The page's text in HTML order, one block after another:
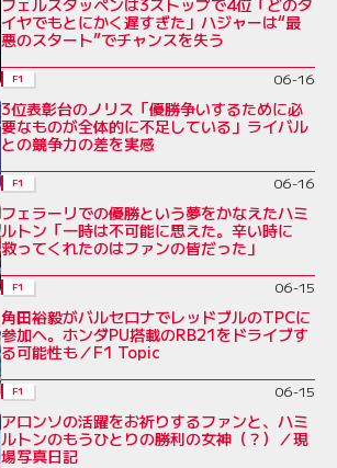
イヤでもとにかく遅すぎた」ハジャーは“最
悪のスタート”でチャンスを失う
F1 06-16
3位表彰台のノリス「優勝争いするために必
要なものが全体的に不足している」ライバル
との競争力の差を実感
F1 06-16
フェラーリでの優勝という夢をかなえたハミ
ルトン「一時は不可能に思えた。辛い時に
救ってくれたのはファンの皆だった」
F1 06-15
角田裕毅がバルセロナでレッドブルのTPCに
参加へ。ホンダPU搭載のRB21をドライブす
る可能性も／F1 Topic
F1 06-15
アロンソの活躍をお祈りするファンと、ハミ
ルトンのもうひとりの勝利の女神（？）／現
場写真日記